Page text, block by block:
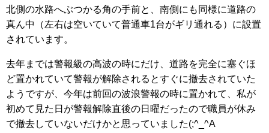
北側の水路へぶつかる角の手前と、南側にも同様に道路の
真ん中（左右は空いていて普通車1台がギリ通れる）に設置
されています。
去年までは警報級の高波の時にだけ、道路を完全に塞ぐほ
ど置かれていて警報が解除されるとすぐに撤去されていた
ようですが、今年は前回の波浪警報の時に置かれて、私が
初めて見た日が警報解除直後の日曜だったので職員が休み
で撤去していないだけかと思っていました(;^_^A